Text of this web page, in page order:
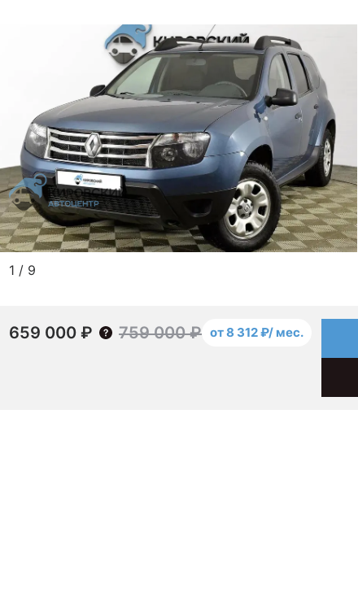
1 / 9
659 000 ₽ 759 000 ₽ от 8 312 ₽/ мес.